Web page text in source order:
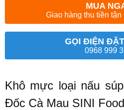
MUA
Giao hàng thu tiền
GỌI ĐIỆN
0968 999
Khô mực loại nấu
Đốc Cà Mau SINI Food